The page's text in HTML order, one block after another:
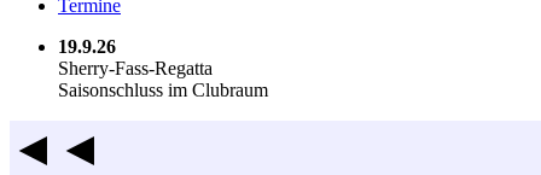
Termine
19.9.26
Sherry-Fass-Regatta
Saisonschluss im Clubraum
◄◄